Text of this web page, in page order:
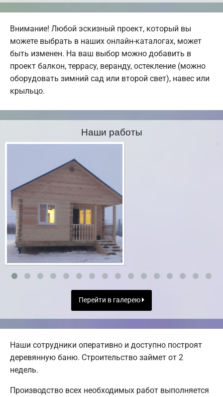
Внимание! Любой эскизный проект, который вы
можете выбрать в наших онлайн-каталогах, может
быть изменен. На ваш выбор можно добавить в
проект балкон, террасу, веранду, остекление (можно
оборудовать зимний сад или второй свет), навес или
крыльцо.
Наши работы
Перейти в галерею
Наши сотрудники оперативно и доступно построят
деревянную баню. Строительство займет от 2
недель.
Производство всех необходимых работ выполняется